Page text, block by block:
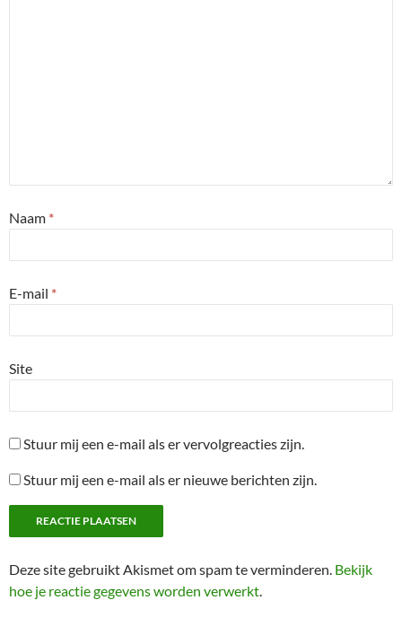
Naam *
E-mail *
Site
Stuur mij een e-mail als er vervolgreacties zijn.
Stuur mij een e-mail als er nieuwe berichten zijn.
Deze site gebruikt Akismet om spam te verminderen. Bekijk
hoe je reactie gegevens worden verwerkt.